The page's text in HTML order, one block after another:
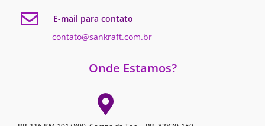
E-mail para contato
contato@sankraft.com.br
Onde Estamos?